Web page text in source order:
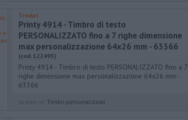
Trodat
Printy 4914 - Timbro di testo
PERSONALIZZATO fino a 7 righe dimensione
max personalizzazione 64x26 mm - 63366
(cod. 122495)
Printy 4914 - Timbro di testo PERSONALIZZATO fino a 7
righe dimensione max personalizzazione 64x26 mm -
63366
Timbri personalizzati